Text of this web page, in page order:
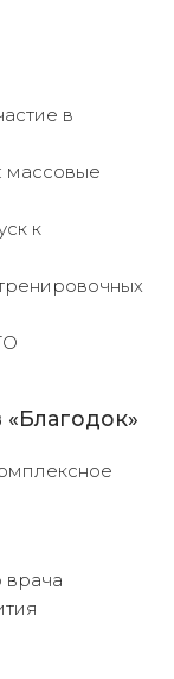
в
: массовые
к
врача